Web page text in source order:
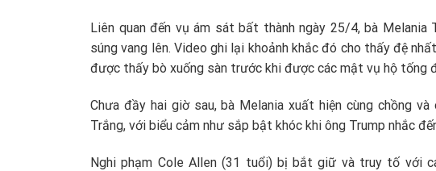
Liên quan đến vụ ám sát bất thành ngày 25/4, bà
súng vang lên. Video ghi lại khoảnh khắc đó cho thấy đệ
được thấy bò xuống sàn trước khi được các mật vụ hộ tống
Chưa đầy hai giờ sau, bà Melania xuất hiện cùng chồng
Trắng, với biểu cảm như sắp bật khóc khi ông Trump nhắc
Nghi phạm Cole Allen (31 tuổi) bị bắt giữ và truy tố với